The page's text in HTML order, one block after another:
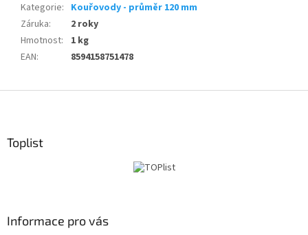
Kategorie: Kouřovody - průměr 120 mm
Záruka:
2 roky
Hmotnost:
1 kg
EAN: 8594158751478
Toplist
Informace pro vás